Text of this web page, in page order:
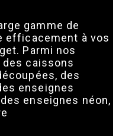
gamme de
efficacement à vos
Parmi nos
caissons
des
enseignes
enseignes néon,